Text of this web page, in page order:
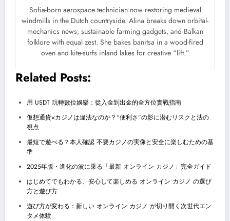
Sofia-born aerospace technician now restoring medieval
windmills in the Dutch countryside. Alina breaks down orbital-
mechanics news, sustainable farming gadgets, and Balkan
folklore with equal zest. She bakes banitsa in a wood-fired
oven and kite-surfs inland lakes for creative “lift.”
Related Posts:
用 USDT 玩轉數位娛樂：從入金到出金的全方位實戰指南
仮想通貨×カジノは違法なのか？“便利さ”の影に潜むリスクと法の
視点
最短で遊べる？本人確認 不要カジノの実像と安全に楽しむための基
準
2025年版・進化の波に乗る「最新 オンライン カジノ」完全ガイド
はじめてでもわかる、安心して楽しめる オンライン カジノ の選び
方と遊び方
遊び方が変わる：新しい オンライン カジノ が切り開く次世代エン
タメ体験